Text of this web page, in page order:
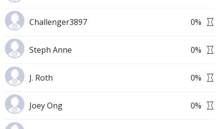
Challenger3897 0%
Steph Anne 0%
J. Roth 0%
Joey Ong 0%